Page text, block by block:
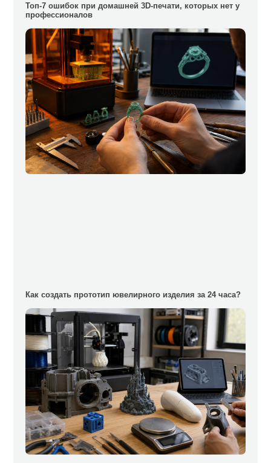
Топ-7 ошибок при домашней 3D-печати, которых нет у
профессионалов
Как создать прототип ювелирного изделия за 24 часа?